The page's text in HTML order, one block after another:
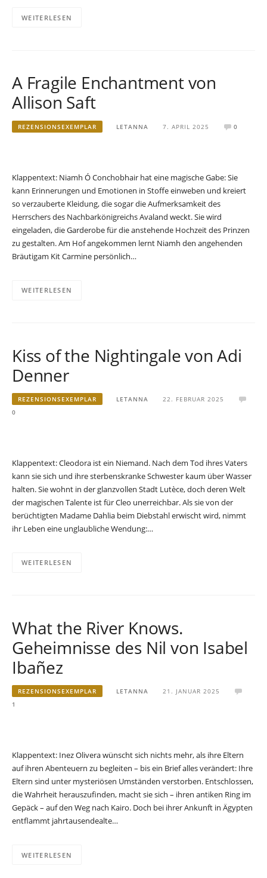
WEITERLESEN
A Fragile Enchantment von
Allison Saft
REZENSIONSEXEMPLAR LETANNA 7. APRIL 2025 0
Klappentext: Niamh Ó Conchobhair hat eine magische Gabe: Sie
kann Erinnerungen und Emotionen in Stoffe einweben und kreiert
so verzauberte Kleidung, die sogar die Aufmerksamkeit des
Herrschers des Nachbarkönigreichs Avaland weckt. Sie wird
eingeladen, die Garderobe für die anstehende Hochzeit des Prinzen
zu gestalten. Am Hof angekommen lernt Niamh den angehenden
Bräutigam Kit Carmine persönlich…
WEITERLESEN
Kiss of the Nightingale von Adi
Denner
REZENSIONSEXEMPLAR LETANNA
22. FEBRUAR 2025
0
Klappentext: Cleodora ist ein Niemand. Nach dem Tod ihres Vaters
kann sie sich und ihre sterbenskranke Schwester kaum über Wasser
halten. Sie wohnt in der glanzvollen Stadt Lutèce, doch deren Welt
der magischen Talente ist für Cleo unerreichbar. Als sie von der
berüchtigten Madame Dahlia beim Diebstahl erwischt wird, nimmt
ihr Leben eine unglaubliche Wendung:…
WEITERLESEN
What the River Knows.
Geheimnisse des Nil von Isabel
Ibañez
REZENSIONSEXEMPLAR LETANNA
21. JANUAR 2025
1
Klappentext: Inez Olivera wünscht sich nichts mehr, als ihre Eltern
auf ihren Abenteuern zu begleiten – bis ein Brief alles verändert: Ihre
Eltern sind unter mysteriösen Umständen verstorben. Entschlossen,
die Wahrheit herauszufinden, macht sie sich – ihren antiken Ring im
Gepäck – auf den Weg nach Kairo. Doch bei ihrer Ankunft in Ägypten
entflammt jahrtausendealte…
WEITERLESEN